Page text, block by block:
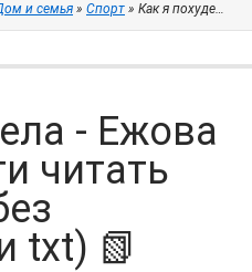
и семья » Спорт » Как я похудела -
- Ежова
читать
txt) 📗